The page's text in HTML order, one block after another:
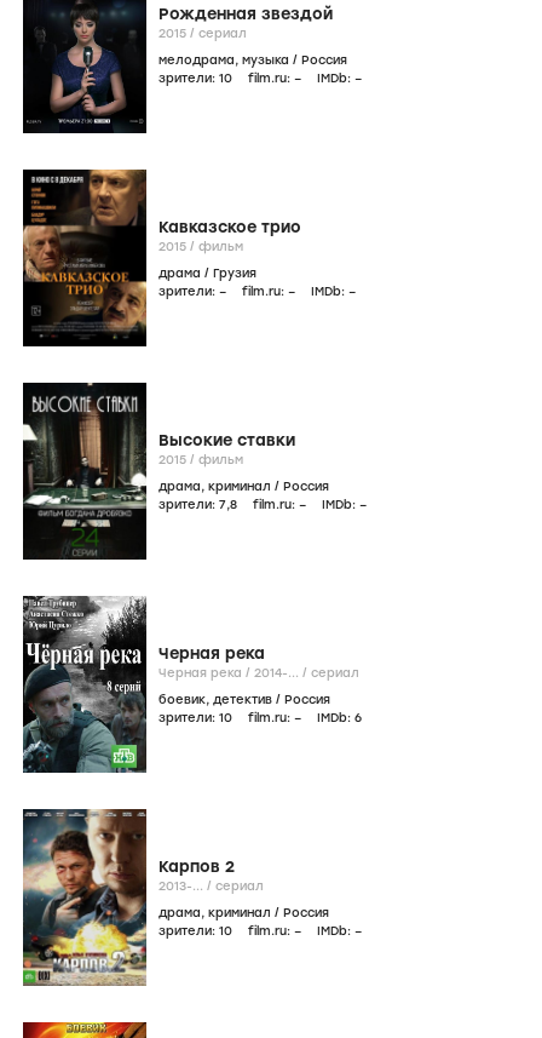
Рожденная звездой
2015 / сериал
мелодрама, музыка / Россия
зрители: 10 film.ru: – IMDb: –
Кавказское трио
2015 / фильм
драма / Грузия
зрители: – film.ru: – IMDb: –
Высокие ставки
2015 / фильм
драма, криминал / Россия
зрители: 7,8 film.ru: – IMDb: –
Черная река
Черная река / 2014-... / сериал
боевик, детектив / Россия
зрители: 10 film.ru: – IMDb: 6
Карпов 2
2013-... / сериал
драма, криминал / Россия
зрители: 10 film.ru: – IMDb: –